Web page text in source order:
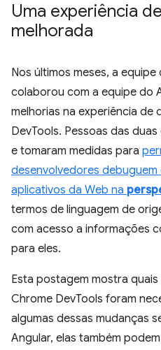
Uma experiência
melhorada
Nos últimos meses, a
colaborou com a equipe do
melhorias na experiência de
DevTools. Pessoas das
e tomaram medidas para
desenvolvedores
aplicativos da Web na
termos de linguagem de
com acesso a informações
para eles.
Esta postagem mostra
Chrome DevTools foram
algumas dessas mudanças
Angular, elas também